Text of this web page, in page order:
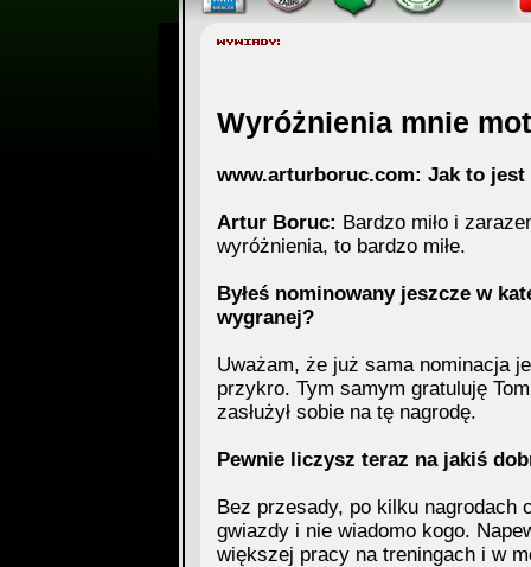
Wyróżnienia mnie
www.arturboruc.com: Jak to
Artur Boruc: Bardzo miło i
wyróżnienia, to bardzo miłe.
Byłeś nominowany jeszcze w
wygranej?
Uważam, że już sama nominacja
przykro. Tym samym gratuluję
zasłużył sobie na tę nagrodę.
Pewnie liczysz teraz na jakiś
Bez przesady, po kilku nagrodach
gwiazdy i nie wiadomo kogo.
większej pracy na treningach i w